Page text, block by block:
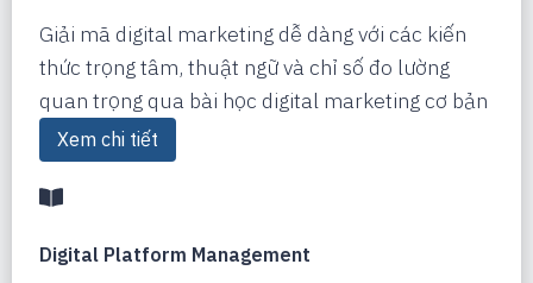
Giải mã digital marketing dễ dàng với các kiến
thức trọng tâm, thuật ngữ và chỉ số đo lường
quan trọng qua bài học digital marketing cơ bản
Xem chi tiết
Digital Platform Management